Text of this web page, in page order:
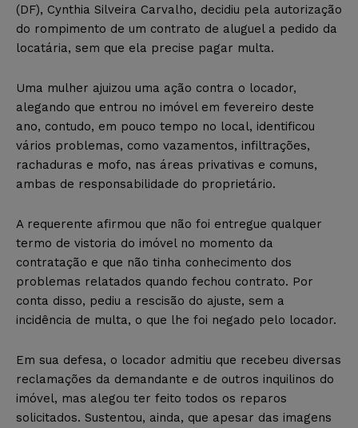
(DF), Cynthia Silveira Carvalho, decidiu pela autorização
do rompimento de um contrato de aluguel a pedido da
locatária, sem que ela precise pagar multa.
Uma mulher ajuizou uma ação contra o locador,
alegando que entrou no imóvel em fevereiro deste
ano, contudo, em pouco tempo no local, identificou
vários problemas, como vazamentos, infiltrações,
rachaduras e mofo, nas áreas privativas e comuns,
ambas de responsabilidade do proprietário.
A requerente afirmou que não foi entregue qualquer
termo de vistoria do imóvel no momento da
contratação e que não tinha conhecimento dos
problemas relatados quando fechou contrato. Por
conta disso, pediu a rescisão do ajuste, sem a
incidência de multa, o que lhe foi negado pelo locador.
Em sua defesa, o locador admitiu que recebeu diversas
reclamações da demandante e de outros inquilinos do
imóvel, mas alegou ter feito todos os reparos
solicitados. Sustentou, ainda, que apesar das imagens